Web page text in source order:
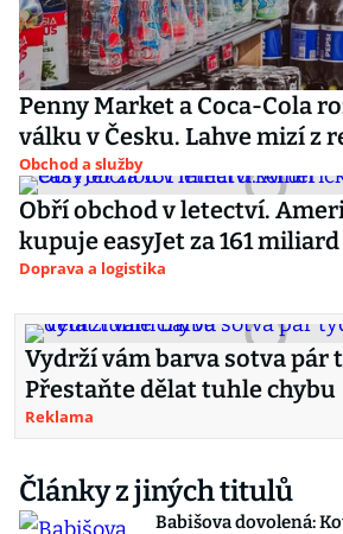
Penny Market a Coca-Cola
válku v Česku. Lahve mizí z
Obchod a služby
Obří obchod v letectví.
kupuje easyJet za 161
Doprava a logistika
Vydrží vám barva sotva pár
Přestaňte dělat tuhle chybu
Reklama
Články z jiných titulů
Babišova dovolená: